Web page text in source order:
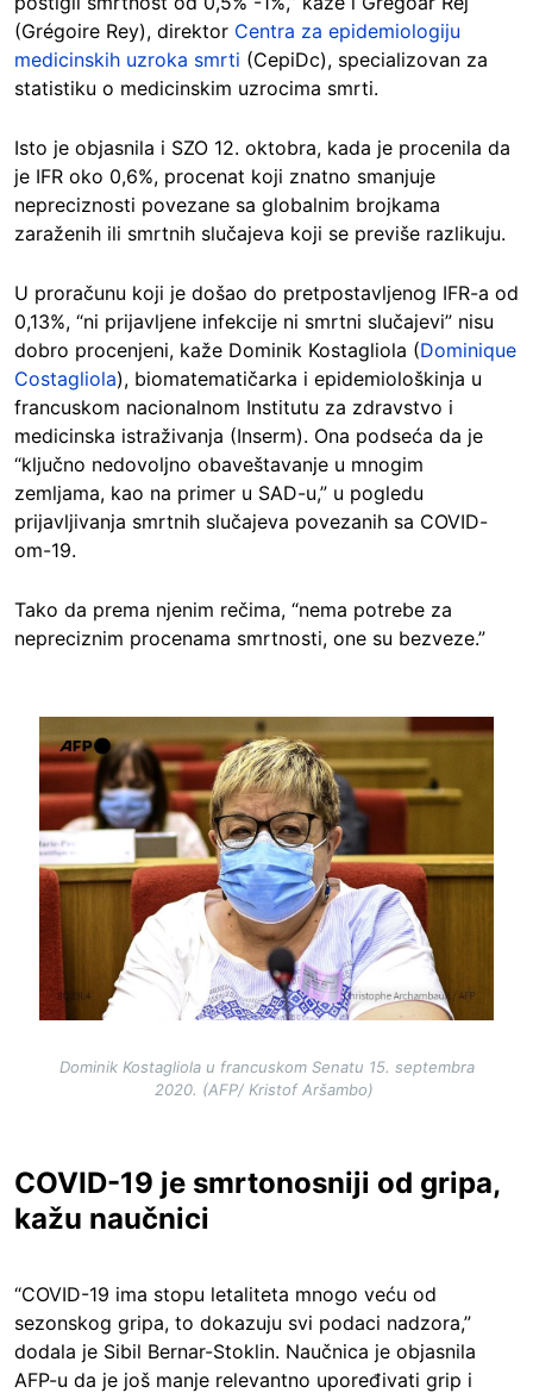
(Grégoire Rey), direktor Centra za epidemiologiju
medicinskih uzroka smrti (CepiDc), specializovan za
statistiku o medicinskim uzrocima smrti.
Isto je objasnila i SZO 12. oktobra, kada je procenila da
je IFR oko 0,6%, procenat koji znatno smanjuje
nepreciznosti povezane sa globalnim brojkama
zaraženih ili smrtnih slučajeva koji se previše razlikuju.
U proračunu koji je došao do pretpostavljenog IFR-a od
0,13%, “ni prijavljene infekcije ni smrtni slučajevi” nisu
dobro procenjeni, kaže Dominik Kostagliola (Dominique
Costagliola), biomatematičarka i epidemiološkinja u
francuskom nacionalnom Institutu za zdravstvo i
medicinska istraživanja (Inserm). Ona podseća da je
“ključno nedovoljno obaveštavanje u mnogim
zemljama, kao na primer u SAD-u,” u pogledu
prijavljivanja smrtnih slučajeva povezanih sa COVID-
om-19.
Tako da prema njenim rečima, “nema potrebe za
nepreciznim procenama smrtnosti, one su bezveze.”
Dominik Kostagliola u francuskom Senatu 15. septembra
2020. (AFP/ Kristof Aršambo)
COVID-19 je smrtonosniji od gripa,
kažu naučnici
“COVID-19 ima stopu letaliteta mnogo veću od
sezonskog gripa, to dokazuju svi podaci nadzora,”
dodala je Sibil Bernar-Stoklin. Naučnica je objasnila
AFP-u da je još manje relevantno upoređivati grip i